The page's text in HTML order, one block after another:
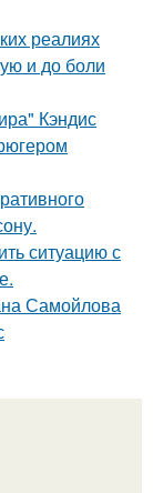
реалиях
и до боли
Кэндис
ситуацию с
Самойлова